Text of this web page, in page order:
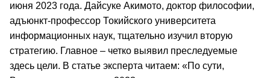
июня 2023 года. Дайсуке Акимото, доктор философии,
адъюнкт-профессор Токийского университета
информационных наук, тщательно изучил вторую
стратегию. Главное – четко выявил преследуемые
здесь цели. В статье эксперта читаем: «По сути,